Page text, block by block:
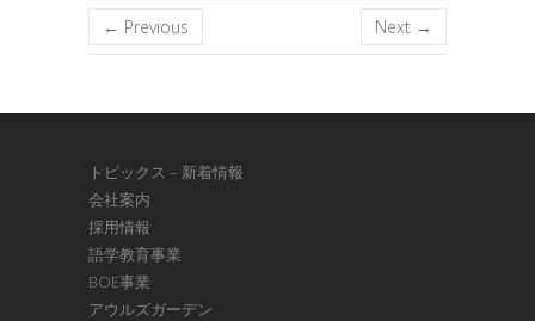
← Previous Next →
トピックス – 新着情報
会社案内
採用情報
語学教育事業
BOE事業
アウルズガーデン